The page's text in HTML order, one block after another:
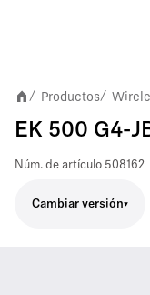
/ Productos/
EK 500 G4-
Núm. de artículo 508162
Cambiar versión